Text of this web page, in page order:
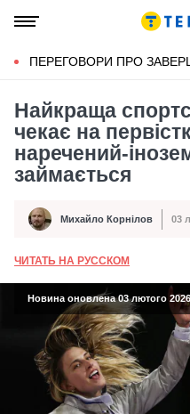
ПЕРЕГОВОРИ ПРО
Найкраща
чекає на
наречений-
займається
Автор Михайло Корнілов
Дата публікації 03
ЧИТАТЬ НА РУССКОМ
Новина оновлена 03 лютого